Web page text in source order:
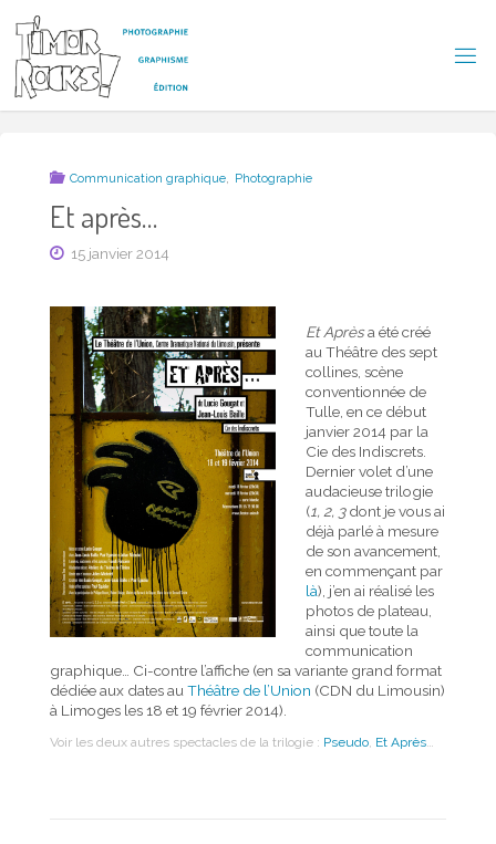
content
IM
R
Communication graphique Photographie
Et après…
15 janvier 2014
Et Aprèsa été créé
au Théâtre des sept
collines, scène
conventionnée de
Tulle, en ce début
janvier 2014 par la
Cie des Indiscrets.
Dernier volet d’une
audacieuse trilogie
(1, 2, 3dont je vous ai
déjà parlé à mesure
de son avancement,
en commençant par
là), j’en ai réalisé les
photos de plateau,
ainsi que toute la
communication
graphique… Ci-contre l’affiche (en sa variante grand format
dédiée aux dates au Théâtre de l’Union (CDN du Limousin)
à Limoges les 18 et 19 février 2014).
Voir les deux autres spectacles de la trilogie : Pseudo, Et Après…